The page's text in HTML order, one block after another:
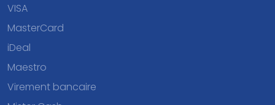
VISA
MasterCard
iDeal
Maestro
Virement bancaire